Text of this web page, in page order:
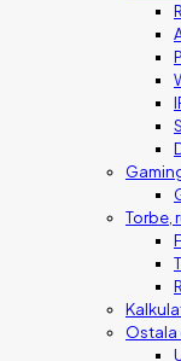
Torbe,
Ostala